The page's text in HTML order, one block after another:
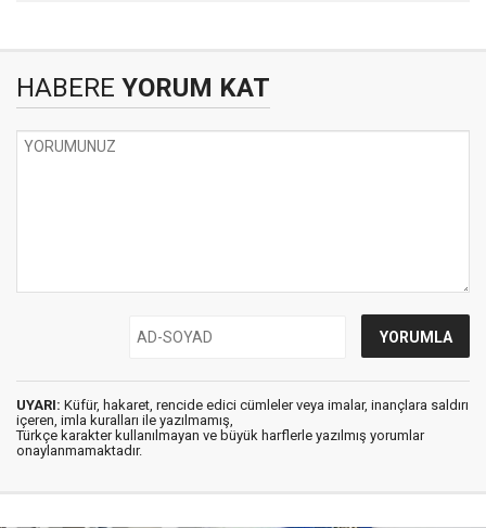
HABERE YORUM KAT
UYARI: Küfür, hakaret, rencide edici cümleler veya imalar, inançlara saldırı
içeren, imla kuralları ile yazılmamış,
Türkçe karakter kullanılmayan ve büyük harflerle yazılmış yorumlar
onaylanmamaktadır.